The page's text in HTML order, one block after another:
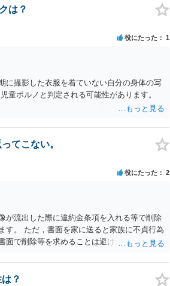
は？
役にたった 1
に撮影した衣服を着ていない自分の身体の写
童ポルノと判定される可能性があります。
てこない。
役にたった 2
が流出した際に違約金条項を入れる等で削除
す。 ただ，書面を家に送ると家族に不貞行為
面で削除等を求めることは避けたほうが良い
？